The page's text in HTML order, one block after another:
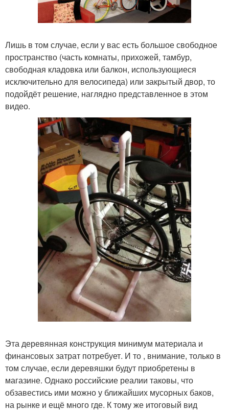
Лишь в том случае, если у вас есть большое свободное
пространство (часть комнаты, прихожей, тамбур,
свободная кладовка или балкон, использующиеся
исключительно для велосипеда) или закрытый двор, то
подойдёт решение, наглядно представленное в этом
видео.
Эта деревянная конструкция минимум материала и
финансовых затрат потребует. И то , внимание, только в
том случае, если деревяшки будут приобретены в
магазине. Однако российские реалии таковы, что
обзавестись ими можно у ближайших мусорных баков,
на рынке и ещё много где. К тому же итоговый вид